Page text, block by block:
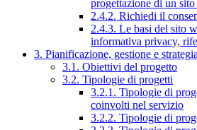
progettazione di un
2.4.2. Richiedi il
2.4.3. Le basi del sito
informativa privacy,
3. Pianificazione, gestione e strategia
3.1. Obiettivi del progetto
3.2. Tipologie di progetti
3.2.1. Tipologie di
coinvolti nel servizio
3.2.2. Tipologie di